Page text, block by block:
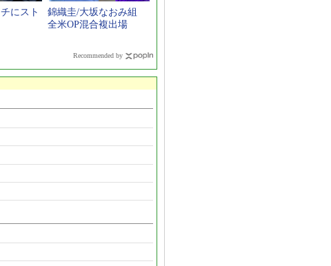
にスト
錦織圭/大坂なおみ組
全米OP混合複出場
Recommended by